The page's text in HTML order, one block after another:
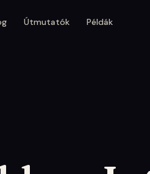
Útmutatók Példák